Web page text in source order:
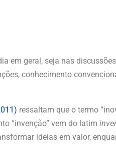
em geral, seja nas
conhecimento
ressaltam que o termo
“invenção” vem do latim
ideias em valor,